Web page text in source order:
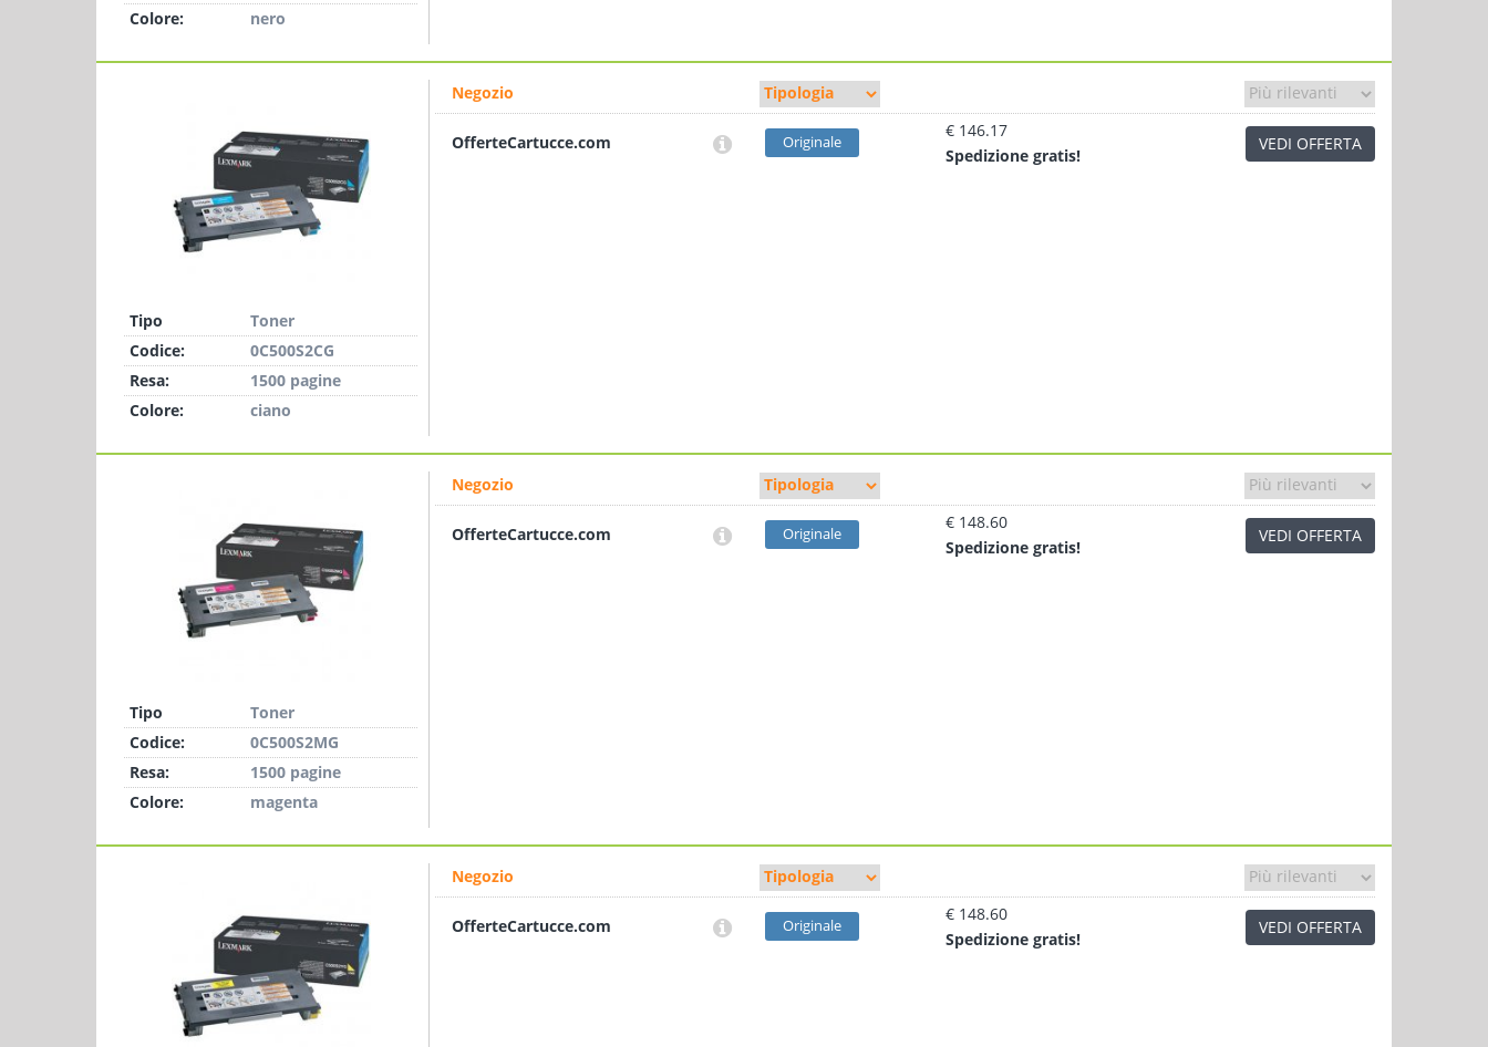
Colore:
nero
Tipo
Toner
Codice:
0C500S2CG
Resa:
1500 pagine
Colore:
ciano
Negozio
OfferteCartucce.com Originale
€ 146.17
Spedizione gratis!
VEDI OFFERTA
Tipo
Toner
Codice:
0C500S2MG
Resa:
1500 pagine
Colore:
magenta
Negozio
OfferteCartucce.com Originale
€ 148.60
Spedizione gratis!
VEDI OFFERTA
Negozio
OfferteCartucce.com Originale
€ 148.60
Spedizione gratis!
VEDI OFFERTA